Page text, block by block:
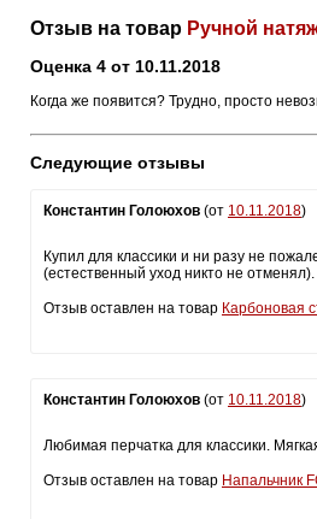
Отзыв на товар Ручной
Оценка 4 от 10.11.2018
Когда же появится? Трудно, просто
Следующие отзывы
Константин Голоюхов (от 10.11.2018)
Купил для классики и ни разу не
(естественный уход никто не отменял).
Отзыв оставлен на товар Карбоновая
Константин Голоюхов (от 10.11.2018)
Любимая перчатка для классики.
Отзыв оставлен на товар Напальчник